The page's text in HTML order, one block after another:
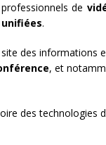
de
.
des informations
, et
des technologies